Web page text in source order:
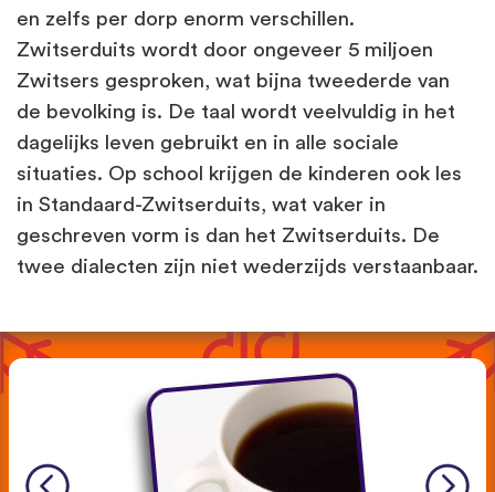
en zelfs per dorp enorm verschillen.
Zwitserduits wordt door ongeveer 5 miljoen
Zwitsers gesproken, wat bijna tweederde van
de bevolking is. De taal wordt veelvuldig in het
dagelijks leven gebruikt en in alle sociale
situaties. Op school krijgen de kinderen ook les
in Standaard-Zwitserduits, wat vaker in
geschreven vorm is dan het Zwitserduits. De
twee dialecten zijn niet wederzijds verstaanbaar.